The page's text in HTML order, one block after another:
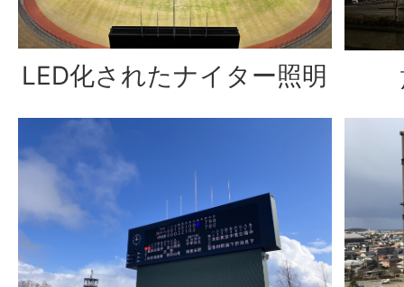
LED化されたナイター照明